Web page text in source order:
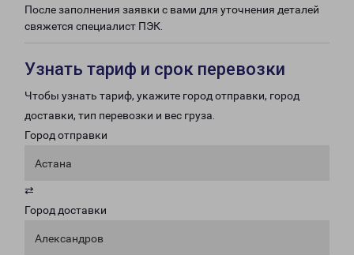
После заполнения заявки с вами для уточнения деталей
свяжется специалист ПЭК.
Узнать тариф и срок перевозки
Чтобы узнать тариф, укажите город отправки, город
доставки, тип перевозки и вес груза.
Город отправки
Астана
⇄
Город доставки
Александров